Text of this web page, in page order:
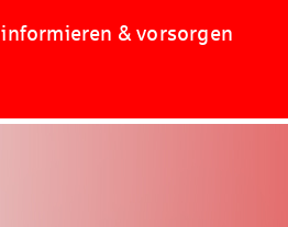
informieren & vorsorgen